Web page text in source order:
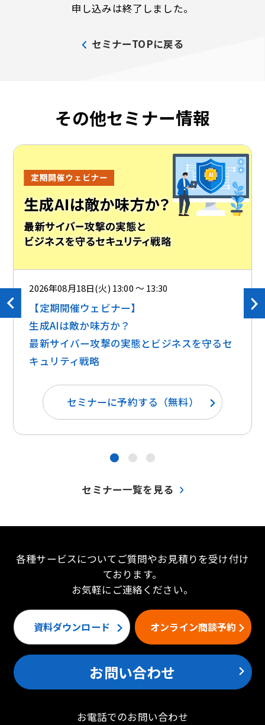
申し込みは終了しました。
セミナーTOPに戻る
その他セミナー情報
2026年08月18日(火) 13:00 ～ 13:30
【定期開催ウェビナー】
生成AIは敵か味方か？ ​​
最新サイバー攻撃の実態とビジネスを守るセ
キュリティ戦略
セミナーに予約する（無料）
● ● ●
セミナー一覧を見る
各種サービスについてご質問やお見積りを受け付け
ております。
お気軽にご連絡ください。
資料ダウンロード オンライン商談予約
お問い合わせ
お電話でのお問い合わせ